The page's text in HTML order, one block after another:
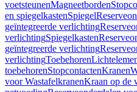
voetsteunenMagneetborden
en spiegelkastenSpiegel
geïntegreerde verlichting
verlichtingSpiegelkasten
geïntegreerde verlichting
verlichtingToebehoren
toebehorenStopcontactenKranen
voor WastafelkranenKraan op de